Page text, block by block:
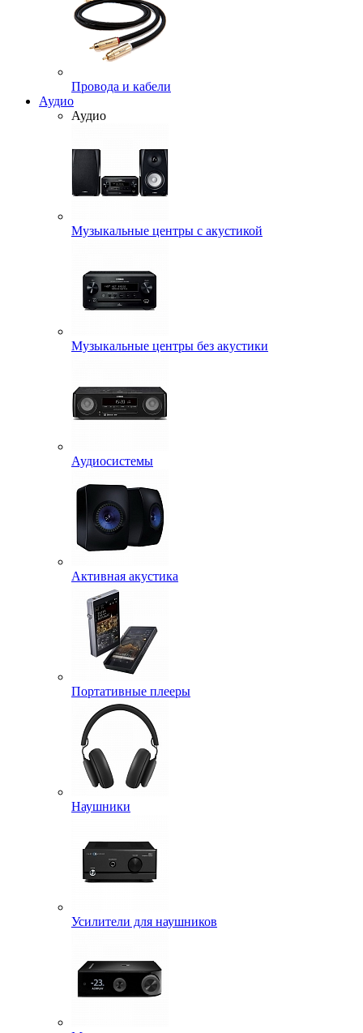
Провода и кабели
Аудио
Аудио
Музыкальные центры с акустикой
Музыкальные центры без акустики
Аудиосистемы
Активная акустика
Портативные плееры
Наушники
Усилители для наушников